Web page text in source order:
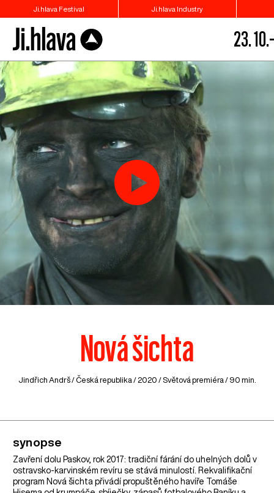
Ji.hlava Festival Ji.hlava Industry
23.
Nová šichta
Jindřich Andrš /Česká republika / 2020 / Světová premiéra / 90 min.
synopse
Zavření dolu Paskov, rok 2017: tradiční fárání do uhelných dolů v
ostravsko-karvinském revíru se stává minulostí. Rekvalifikační
program Nová šichta přivádí propuštěného havíře Tomáše